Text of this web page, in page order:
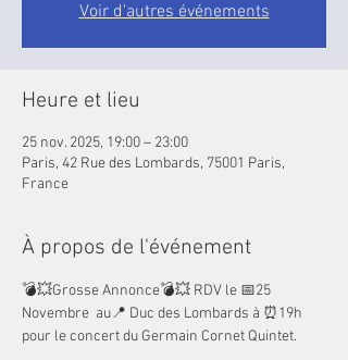
Voir d'autres événements
Heure et lieu
25 nov. 2025, 19:00 – 23:00
Paris, 42 Rue des Lombards, 75001 Paris,
France
À propos de l'événement
💣💥Grosse Annonce💣💥 RDV le 📅25
Novembre  au📍 Duc des Lombards à ⏰19h
pour le concert du Germain Cornet Quintet.